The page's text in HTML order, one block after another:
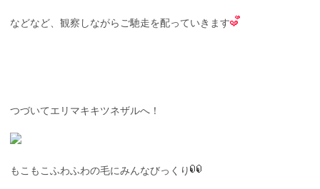
などなど、観察しながらご馳走を配っていきます
つづいてエリマキキツネザルへ！
もこもこふわふわの毛にみんなびっくり